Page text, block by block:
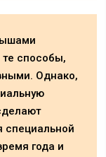
способы,
Однако,
специальной
года и